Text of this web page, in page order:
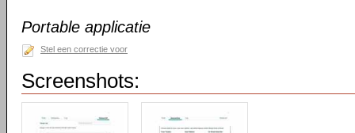
Portable applicatie
Stel een correctie voor
Screenshots: